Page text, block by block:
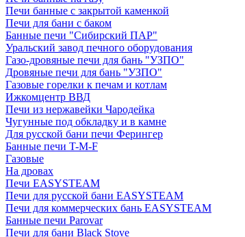
Печи банные с закрытой каменкой
Печи для бани с баком
Банные печи "Сибирский ПАР"
Уральский завод печного оборудования
Газо-дровяные печи для бань "УЗПО"
Дровяные печи для бань "УЗПО"
Газовые горелки к печам и котлам
Ижкомцентр ВВД
Печи из нержавейки Чародейка
Чугунные под обкладку и в камне
Для русской бани печи Ферингер
Банные печи T-M-F
Газовые
На дровах
Печи EASYSTEAM
Печи для русской бани EASYSTEAM
Печи для коммерческих бань EASYSTEAM
Банные печи Parovar
Печи для бани Black Stove